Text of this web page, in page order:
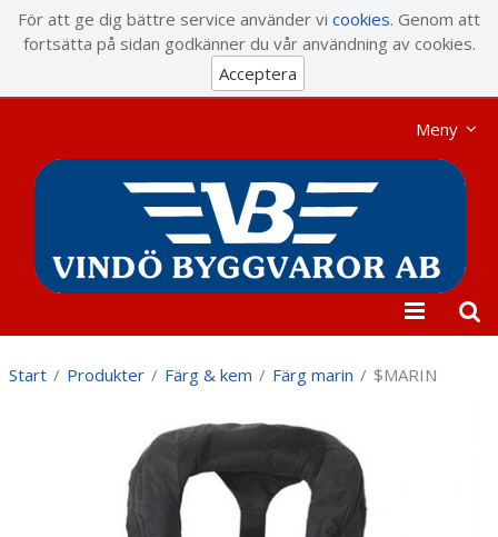
För att ge dig bättre service använder vi cookies. Genom att
fortsätta på sidan godkänner du vår användning av cookies.
Acceptera
Meny
Start / Produkter / Färg & kem / Färg marin / $MARIN
Visa varukorgen Till kassan